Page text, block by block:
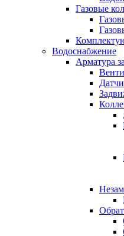
Газовые
Водоснабжение
Арматура